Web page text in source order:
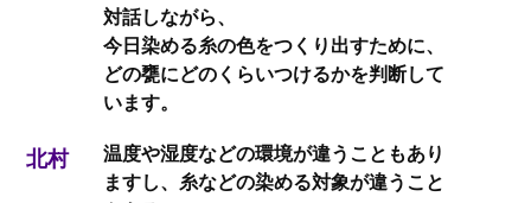
対話しながら、
今日染める糸の色をつくり出すために、
どの甕にどのくらいつけるかを判断して
います。
北村
温度や湿度などの環境が違うこともあり
ますし、糸などの染める対象が違うこと